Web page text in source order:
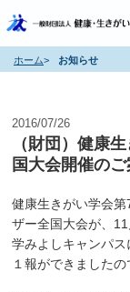
ホーム> お知らせ
2016/07/26
（財団）健康
国大会開催のご
健康生きがい学会
ザー全国大会が、
学みよしキャンパ
１報ができましたの